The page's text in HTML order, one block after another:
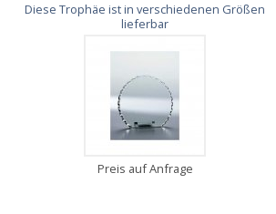
Diese Trophäe ist in verschiedenen Größen
lieferbar
Preis auf Anfrage